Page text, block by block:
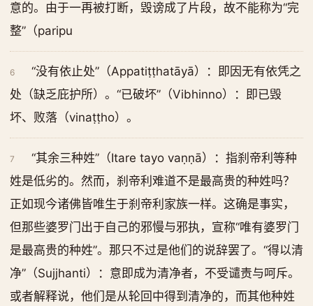
意的。由于一再被打断，毁谤成了片段，故不能称为“完
整”（paripu
6
“没有依止处”（Appatiṭṭhatāyā）：即因无有依凭之
处（缺乏庇护所）。“已破坏”（Vibhinno）：即已毁
坏、败落（vinaṭṭho）。
7
“其余三种姓”（Itare tayo vaṇṇā）：指刹帝利等种
姓是低劣的。然而，刹帝利难道不是最高贵的种姓吗？
正如现今诸佛皆唯生于刹帝利家族一样。这确是事实，
但那些婆罗门出于自己的邪慢与邪执，宣称“唯有婆罗门
是最高贵的种姓”。那只不过是他们的说辞罢了。“得以清
净”（Sujjhanti）：意即成为清净者，不受谴责与呵斥。
或者解释说，他们是从轮回中得到清净的，而其他种姓